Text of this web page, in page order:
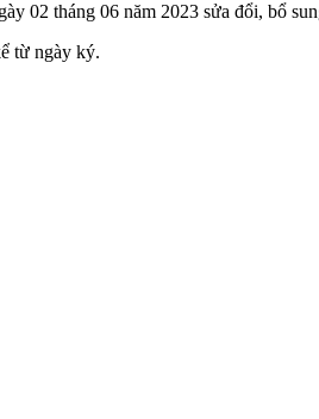
02 tháng 06 năm 2023 sửa đổi, bổ
từ ngày ký.